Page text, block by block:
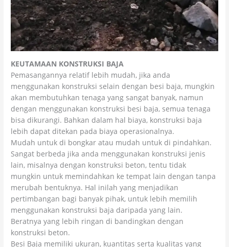
KEUTAMAAN KONSTRUKSI BAJA
Pemasangannya relatif lebih mudah, jika anda
menggunakan konstruksi selain dengan besi baja, mungkin
akan membutuhkan tenaga yang sangat banyak, namun
dengan menggunakan konstruksi besi baja, semua tenaga
bisa dikurangi. Bahkan dalam hal biaya, konstruksi baja
lebih dapat ditekan pada biaya operasionalnya.
Mudah untuk di bongkar atau mudah untuk di pindahkan.
Sangat berbeda jika anda menggunakan konstruksi jenis
lain, misalnya dengan konstruksi beton, tentu tidak
mungkin untuk memindahkan ke tempat lain dengan tanpa
merubah bentuknya. Hal inilah yang menjadikan
pertimbangan bagi banyak pihak, untuk lebih memilih
menggunakan konstruksi baja daripada yang lain.
Beratnya yang lebih ringan di bandingkan dengan
konstruksi beton.
Besi Baja memiliki ukuran, kuantitas serta kualitas yang